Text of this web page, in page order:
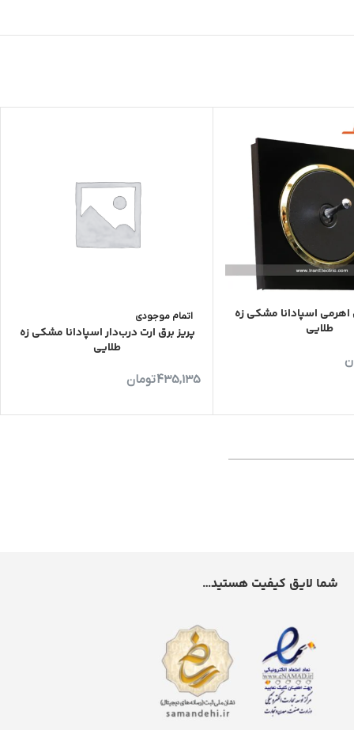
اسپادانا مشکی زه
طلایی
اتمام موجودی
پریز برق ارت درب‌دار اسپادانا مشکی زه
طلایی
435,135تومان
شما لایق کیفیت هستید…